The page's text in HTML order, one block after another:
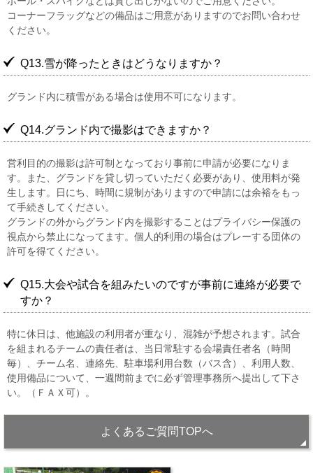
コーナーフラッグなどの備品はご用意がありますのでお問い合わせ
ください。
Q13.雪が降ったときはどうなりますか？
グランド内に積雪がある場合は使用不可になります。
Q14.グランド内で撮影はできますか？
営利目的の撮影は許可制となっており事前に申請が必要になりま
す。また、グランドを貸し切っていただく必要があり、使用料が発
生します。日にち、時間に規制がありますので申請には余裕をもっ
て手続きしてください。
グランドの外からグランド内を撮影することはプライバシー保護の
視点から禁止になってます。個人的利用の場合はプレーする団体の
許可を得てください。
Q15.大会や試合を組みたいのですが事前に連絡が必要で
すか？
特に休日は、他施設の利用者が重なり、混雑が予想されます。試合
を組まれるチームの責任者は、当日常駐する会場責任者名（時間
毎）、チーム名、連絡先、駐車場利用台数（バス含）、利用人数、
使用備品について、一週間前までに必ず管理事務所へ提出して下さ
い。（ＦＡＸ可）。
よくあるご質問TOPへ